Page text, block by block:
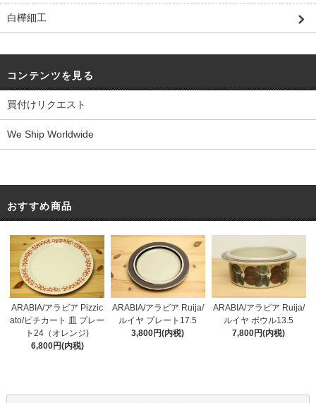
白樺細工
コンテンツを見る
買付けリクエスト
We Ship Worldwide
おすすめ商品
ARABIA/アラビア Pizzic
ato/ピチカート 皿 プレー
ト24（オレンジ)
6,800円(内税)
ARABIA/アラビア Ruija/
ルイヤ プレート17.5
3,800円(内税)
ARABIA/アラビア Ruija/
ルイヤ ボウル13.5
7,800円(内税)